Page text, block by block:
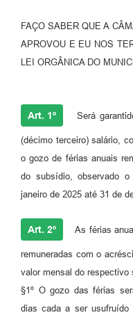
Links
Telefones Úteis
Agenda
Contato
FAÇO SABER QUE A
APROVOU E EU NOS
LEI ORGÂNICA DO
Art. 1º Será
(décimo terceiro) salário,
o gozo de férias anuais
do subsídio, observado
janeiro de 2025 até 31 de
Art. 2º As férias
remuneradas com o
valor mensal do respectivo
§1º O gozo das férias
dias cada a ser usufruído